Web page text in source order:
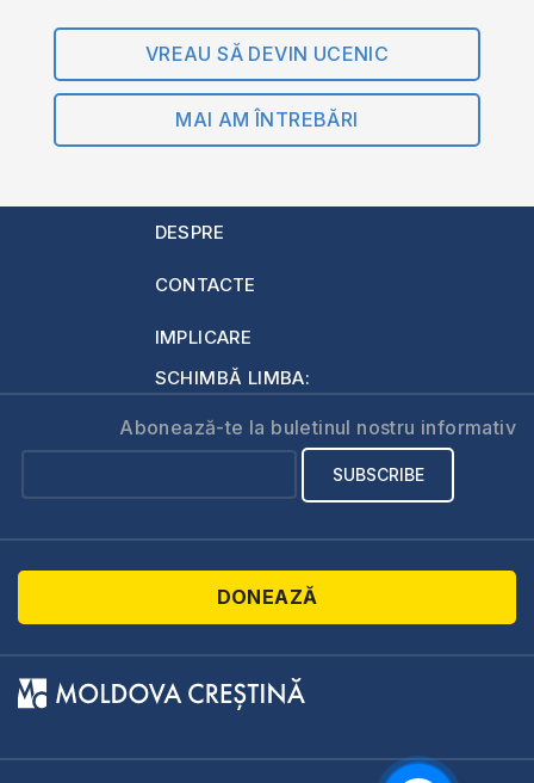
VREAU SĂ DEVIN UCENIC
MAI AM ÎNTREBĂRI
DESPRE
CONTACTE
IMPLICARE
SCHIMBĂ LIMBA:
Abonează-te la buletinul nostru informativ
DONEAZĂ